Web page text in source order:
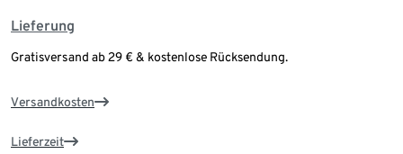
Lieferung
Gratisversand ab 29 € & kostenlose Rücksendung.
Versandkosten
Lieferzeit